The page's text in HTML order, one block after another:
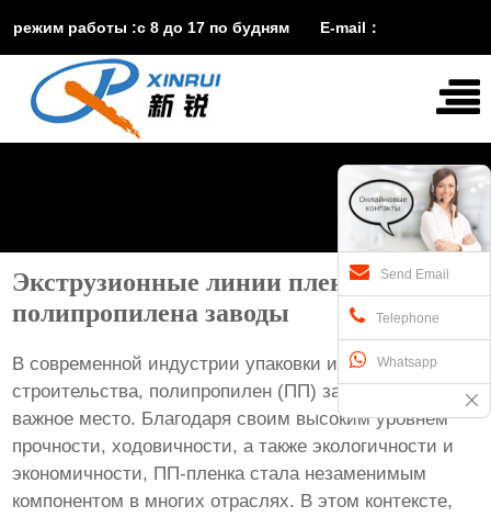
режим работы :с 8 до 17 по будням E-mail：
vira@xinruisuji.comWhatsApp： 
Экструзионные линии пленка из
полипропилена заводы
В современной индустрии упаковки и материалов
строительства, полипропилен (ПП) занимает особо
важное место. Благодаря своим высоким уровнем
прочности, ходовичности, а также экологичности и
экономичности, ПП-пленка стала незаменимым
компонентом в многих отраслях. В этом контексте,
Send Email
Telephone
Whatsapp